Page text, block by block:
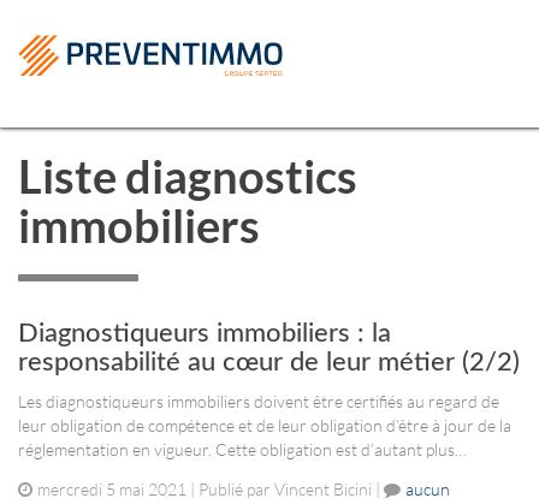
Liste diagnostics
immobiliers
Diagnostiqueurs immobiliers : la
responsabilité au cœur de leur métier (2/2)
Les diagnostiqueurs immobiliers doivent être certifiés au regard de
leur obligation de compétence et de leur obligation d’être à jour de la
réglementation en vigueur. Cette obligation est d’autant plus…
mercredi 5 mai 2021 | Publié par Vincent Bicini |
aucun